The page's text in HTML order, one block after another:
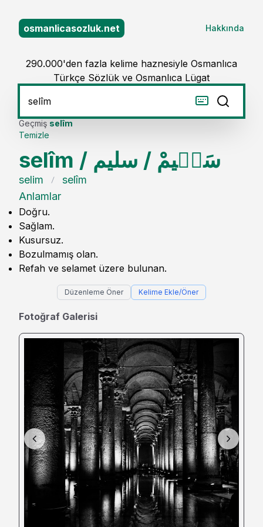
osmanlicasozluk.net Hakkında
290.000'den fazla kelime haznesiyle Osmanlıca
Türkçe Sözlük ve Osmanlıca Lügat
Geçmiş
Temizle
selîm
selîm / سَل۪يمْ / سليم
selim
selîm
Anlamlar
Doğru.
Sağlam.
Kusursuz.
Bozulmamış olan.
Refah ve selamet üzere bulunan.
Düzenleme Öner Kelime Ekle/Öner
Fotoğraf Galerisi